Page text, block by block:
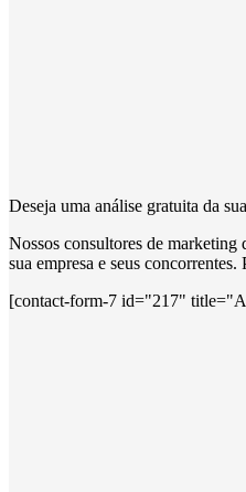
Deseja uma análise gratuita da
Nossos consultores de marketing
sua empresa e seus
[contact-form-7 id="217"